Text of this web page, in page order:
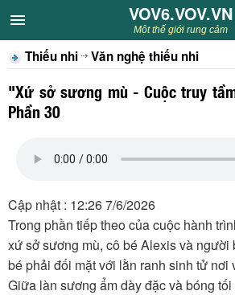
VOV6.VOV.VN
CHUYÊN MỤC
Khách VOV6
Sân khấu
Thiếu nhi
VOV6.VOV.VN
Một thế giới rung cảm
Thiếu nhi Văn nghệ thiếu nhi
"Xứ sở sương mù - Cuộc truy
Phần 30
Cập nhật : 12:26 7/6/2026
Trong phần tiếp theo của cuộc hành
xứ sở sương mù, cô bé Alexis và người
bé phải đối mặt với lằn ranh sinh tử nơi
Giữa làn sương ẩm dày đặc và bóng